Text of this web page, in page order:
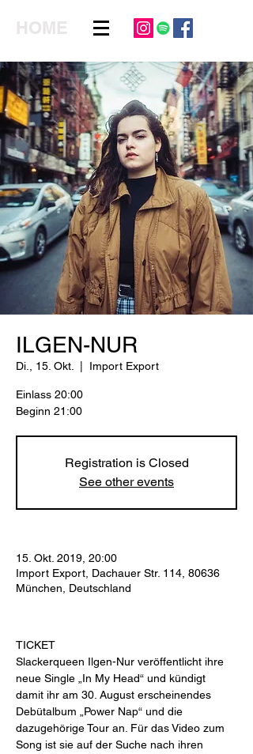
HOME
ILGEN-NUR
Di., 15. Okt. Import Export
Einlass 20:00
Beginn 21:00
Registration is Closed
See other events
15. Okt. 2019, 20:00
Import Export, Dachauer Str. 114, 80636
München, Deutschland
TICKET
Slackerqueen Ilgen-Nur veröffentlicht ihre
neue Single „In My Head“ und kündigt
damit ihr am 30. August erscheinendes
Debütalbum „Power Nap“ und die
dazugehörige Tour an. Für das Video zum
Song ist sie auf der Suche nach ihren